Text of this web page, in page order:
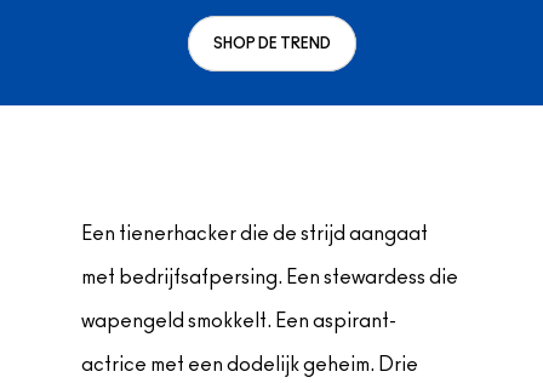
Foundation Finder
SHOP ALLE BORSTELSSHOP DE TREND
Een tienerhacker die de strijd aangaat
met bedrijfsafpersing. Een stewardess die
wapengeld smokkelt. Een aspirant-
actrice met een dodelijk geheim. Drie